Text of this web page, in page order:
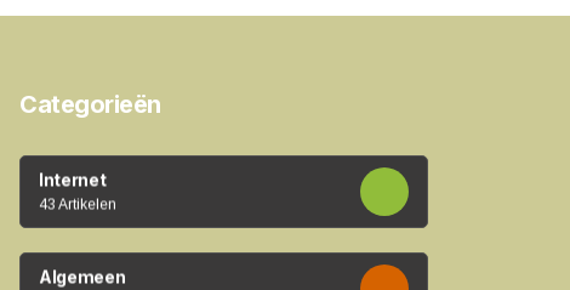
Categorieën
Internet
43 Artikelen
Algemeen